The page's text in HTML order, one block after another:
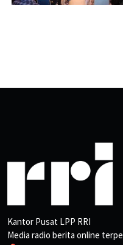
Kantor Pusat LPP RRI
Media radio berita online